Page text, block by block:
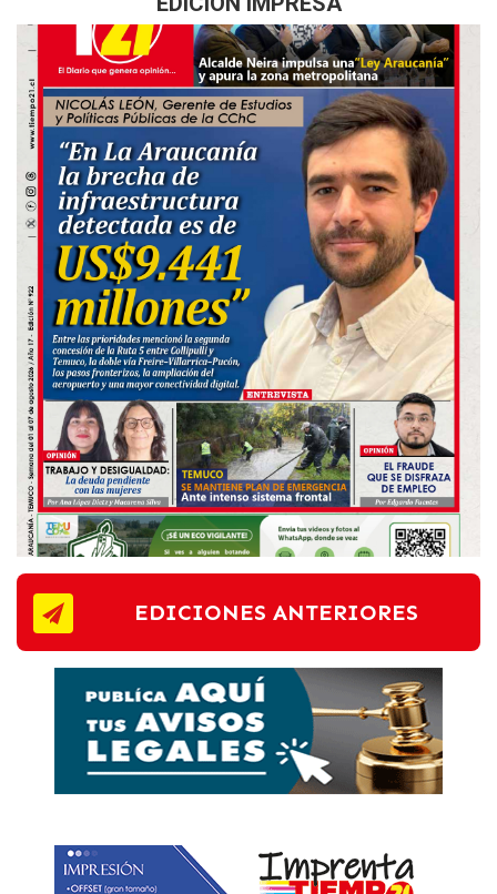
EDICIONES ANTERIORES